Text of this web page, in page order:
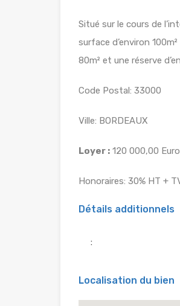
Situé sur le cours de
surface d’environ
80m² et une réserve
Code Postal: 33000
Ville: BORDEAUX
Loyer : 120 000,00
Honoraires: 30% HT +
Détails additionnels
:
Localisation du bien